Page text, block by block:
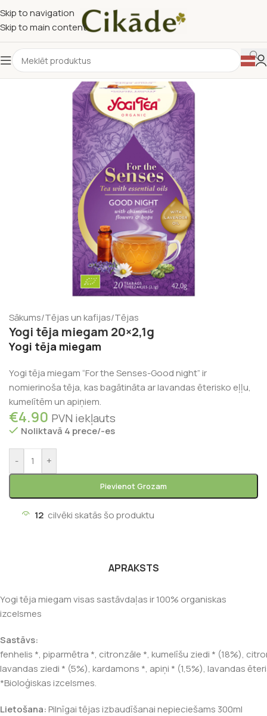
Skip to navigation
Skip to main content
Sākums/Tējas un kafijas/Tējas
Yogi tēja miegam 20×2,1g
Yogi tēja miegam
Yogi tēja miegam “For the Senses-Good night” ir
nomierinoša tēja, kas bagātināta ar lavandas ēterisko eļļu,
kumelītēm un apiņiem.
€4.90 PVN iekļauts
Noliktavā 4 prece/-es
- +
Pievienot Grozam
12 cilvēki skatās šo produktu
APRAKSTS
Yogi tēja miegam visas sastāvdaļas ir 100% organiskas
izcelsmes
Sastāvs:
fenhelis *, piparmētra *, citronzāle *, kumelīšu ziedi * (18%),
lavandas ziedi * (5%), kardamons *, apiņi * (1,5%), lavandas
*Bioloģiskas izcelsmes.
Lietošana:Pilnīgai tējas izbaudīšanai nepieciešams 300ml